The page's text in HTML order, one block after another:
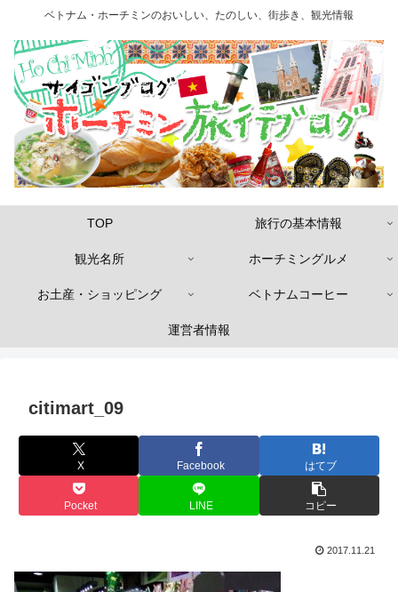
ベトナム・ホーチミンのおいしい、たのしい、街歩き、観光情報
TOP 旅行の基本情報
観光名所 ホーチミングルメ
お土産・ショッピング ベトナムコーヒー
運営者情報
citimart_09
X Facebook はてブ
Pocket LINE コピー
2017.11.21